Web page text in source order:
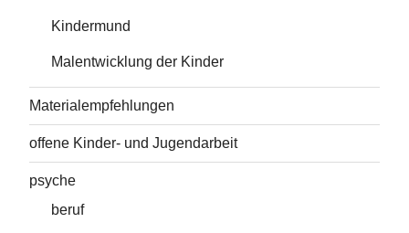
Kindermund
Malentwicklung der Kinder
Materialempfehlungen
offene Kinder- und Jugendarbeit
psyche
beruf